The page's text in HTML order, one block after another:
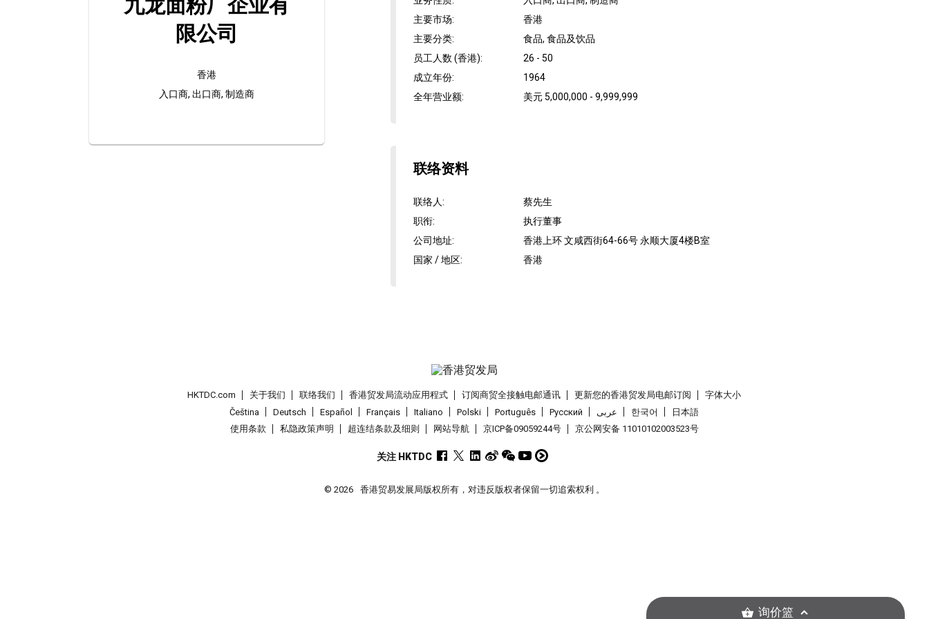
九龙面粉厂企业有
限公司
香港
入口商, 出口商, 制造商
主要市场:
香港
主要分类:
食品, 食品及饮品
员工人数 (香港):
26 - 50
成立年份:
1964
全年营业额: 美元 5,000,000 - 9,999,999
联络资料
联络人:
蔡先生
职衔:
执行董事
公司地址:
香港上环 文咸西街64-66号 永顺大厦4楼B室
国家 / 地区: 香港
HKTDC.com 关于我们 联络我们 香港贸发局流动应用程式 订阅商贸全接触电邮通讯 更新您的香港贸发局电邮订阅
字体大小
Čeština
Deutsch Español Français Italiano Polski Português Pусский عربى 한국어
日本語
使用条款
私隐政策声明 超连结条款及细则 网站导航 京ICP备09059244号 京公网安备 11010102003523号
关注 HKTDC
© 2026 香港贸易发展局版权所有，对违反版权者保留一切追索权利 。
询价篮